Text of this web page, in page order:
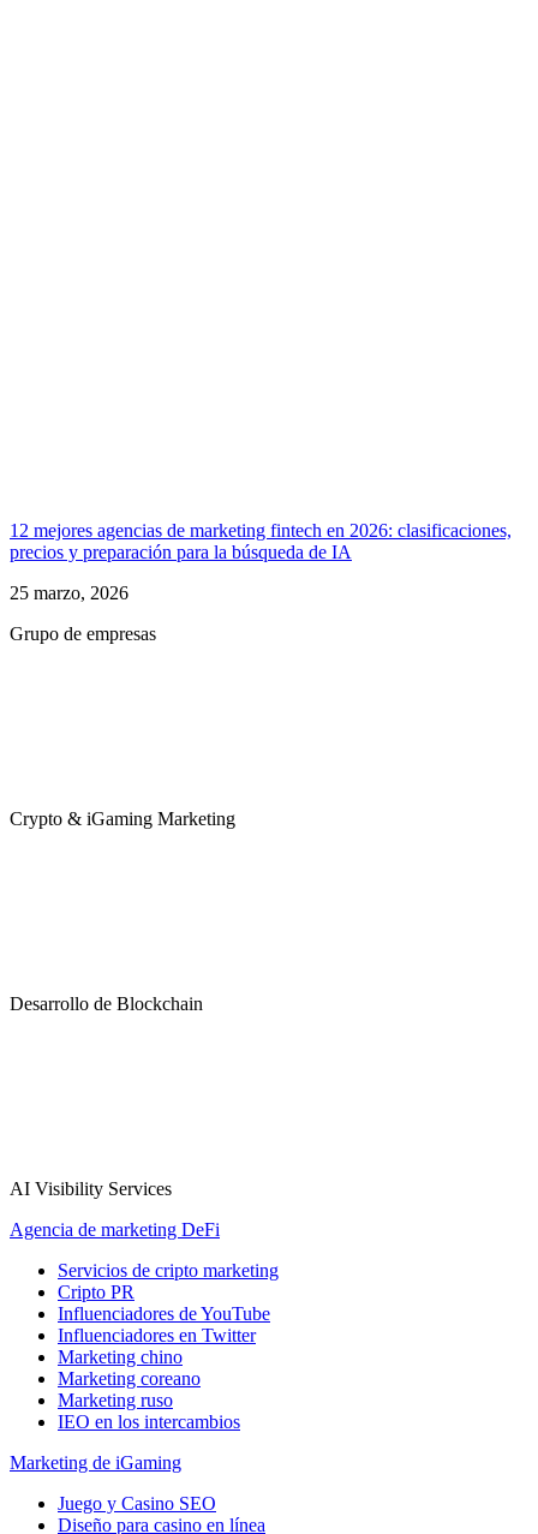
12 mejores agencias de marketing fintech en 2026: clasificaciones,
precios y preparación para la búsqueda de IA
25 marzo, 2026
Grupo de empresas
Crypto & iGaming Marketing
Desarrollo de Blockchain
AI Visibility Services
Agencia de marketing DeFi
Servicios de cripto marketing
Cripto PR
Influenciadores de YouTube
Influenciadores en Twitter
Marketing chino
Marketing coreano
Marketing ruso
IEO en los intercambios
Marketing de iGaming
Juego y Casino SEO
Diseño para casino en línea